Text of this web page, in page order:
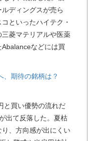
ディングスが売ら
といったハイテク・
菱マテリアルや医薬
などには買
、期待の銘柄は？
と買い優勢の流れだ
出て反落した。夏枯
、方向感が出にくい